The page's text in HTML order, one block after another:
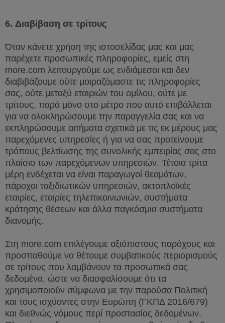
6. Διαβίβαση σε τρίτους
Όταν κάνετε χρήση της ιστοσελίδας μας και μας
παρέχετε προσωπικές πληροφορίες, εμείς στη
more.com λειτουργούμε ως ενδιάμεσοι και δεν
διαβιβάζουμε ούτε μοιραζόμαστε τις πληροφορίες
σας, ούτε μεταξύ εταιριών του ομίλου, ούτε με
τρίτους, παρά μόνο στο μέτρο που αυτό επιβάλλεται
για να ολοκληρώσουμε την παραγγελία σας και να
εκπληρώσουμε αιτήματα σχετικά με τις εκ μέρους μας
παρεχόμενες υπηρεσίες ή για να σας προτείνουμε
τρόπους βελτίωσης της συνολικής εμπειρίας σας στο
πλαίσιο των παρεχόμενων υπηρεσιών. Τέτοια τρίτα
μέρη ενδέχεται να είναι παραγωγοί θεαμάτων,
πάροχοι ταξιδιωτικών υπηρεσιών, ακτοπλοϊκές
εταιρίες, εταιρίες τηλεπικοινωνιών, συστήματα
κράτησης θέσεων και άλλα παγκόσμια συστήματα
διανομής.
Στη more.com επιλέγουμε αξιόπιστους παρόχους και
προσπαθούμε να θέτουμε συμβατικούς περιορισμούς
σε τρίτους που λαμβάνουν τα προσωπικά σας
δεδομένα, ώστε να διασφαλίσουμε ότι τα
χρησιμοποιούν σύμφωνα με την παρούσα Πολιτική
και τους ισχύοντες στην Ευρώπη (ΓΚΠΔ 2016/679)
και διεθνώς νόμους περί προστασίας δεδομένων.